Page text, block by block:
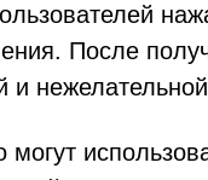
После
и